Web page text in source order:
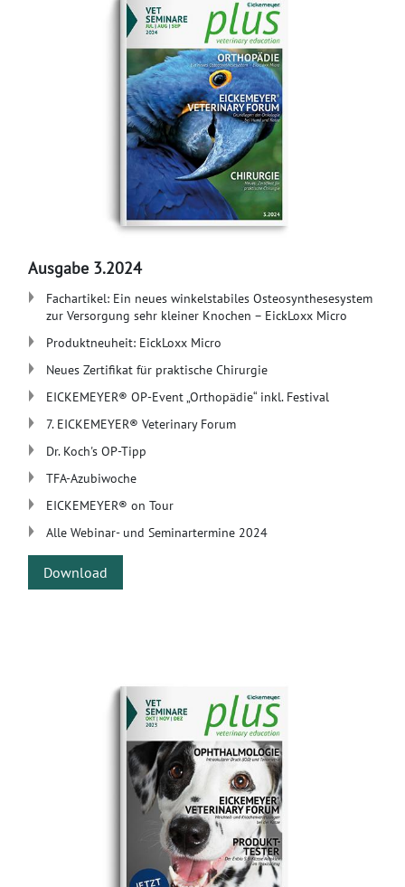
Ausgabe 3.2024
Fachartikel: Ein neues winkelstabiles Osteosynthesesystem
zur Versorgung sehr kleiner Knochen – EickLoxx Micro
Produktneuheit: EickLoxx Micro
Neues Zertifikat für praktische Chirurgie
EICKEMEYER® OP-Event „Orthopädie“ inkl. Festival
7. EICKEMEYER® Veterinary Forum
Dr. Koch's OP-Tipp
TFA-Azubiwoche
​EICKEMEYER® on Tour
Alle Webinar- und Seminartermine 2024
Download